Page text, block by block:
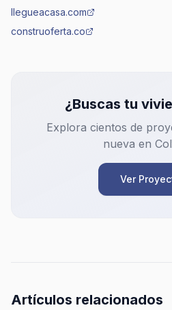
llegueacasa.com
construoferta.co
¿Buscas tu
Explora cientos de
nueva en
Ver
Artículos relacionados